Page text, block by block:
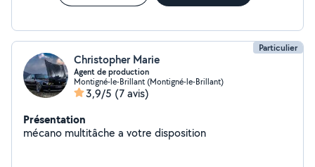
Particulier
Christopher Marie
Agent de production
Montigné-le-Brillant (Montigné-le-Brillant)
3,9/5 (7 avis)
Présentation
mécano multitâche a votre disposition